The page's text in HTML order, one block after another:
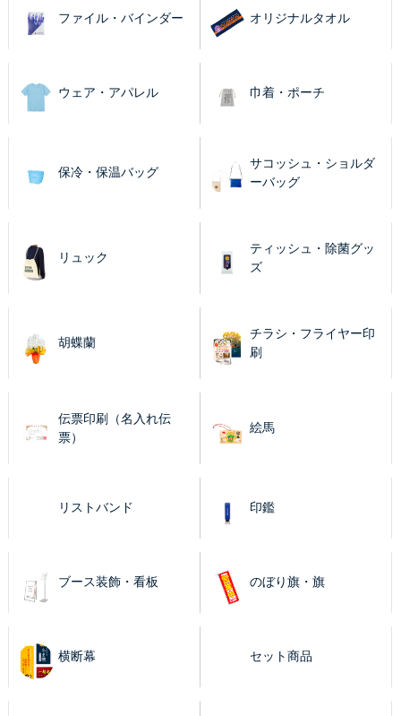
ファイル・バインダー オリジナルタオル
ウェア・アパレル 巾着・ポーチ
保冷・保温バッグ
サコッシュ・ショルダ
ーバッグ
リュック
ティッシュ・除菌グッ
ズ
胡蝶蘭
チラシ・フライヤー印
刷
伝票印刷（名入れ伝
票）
絵馬
リストバンド 印鑑
ブース装飾・看板 のぼり旗・旗
横断幕 セット商品